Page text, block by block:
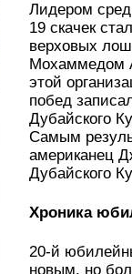
Лидером
19 скачек
верховых
Мохаммедом
этой
побед
Дубайского
Самым
американец
Дубайского
Хроника
20-й
новым, но